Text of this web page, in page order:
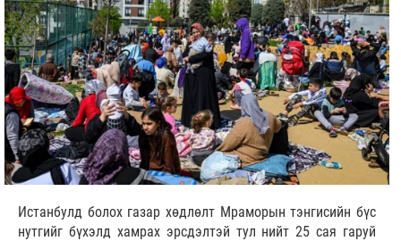
Истанбулд болох газар хөдлөлт Мраморын тэнгисийн бүс
нутгийг бүхэлд хамрах эрсдэлтэй тул нийт 25 сая гаруй